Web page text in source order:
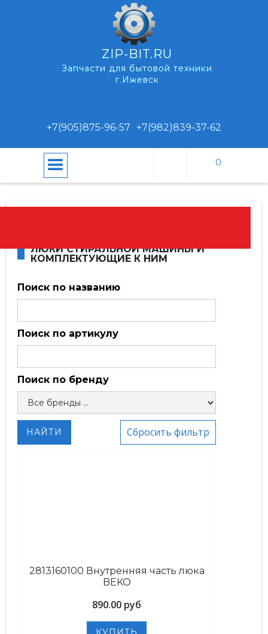
ZIP-BIT.RU
Запчасти для бытовой техники
г.Ижевск
+7(905)875-96-57 +7(982)839-37-62
0
ЛЮКИ СТИРАЛЬНОЙ МАШИНЫ И
КОМПЛЕКТУЮЩИЕ К НИМ
Поиск по названию
Поиск по артикулу
Поиск по бренду
2813160100 Внутренняя часть люка
BEKO
890.00 руб